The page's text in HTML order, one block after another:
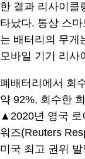
한 결과 리사이클
타났다. 통상 스
는 배터리의 무게
모바일 기기 리사
폐배터리에서 회
약 92%, 회수한
▲2020년 영국 로
워즈(Reuters
미국 최고 권위